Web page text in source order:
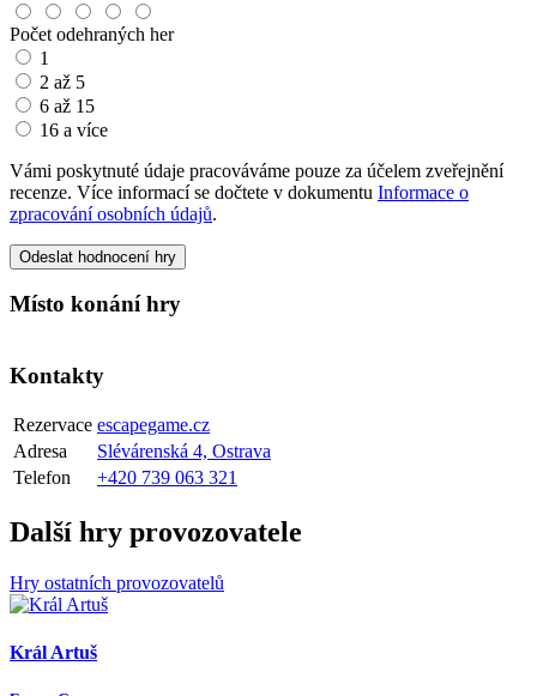
Počet odehraných her
1
2 až 5
6 až 15
16 a více
Vámi poskytnuté údaje pracováváme pouze za účelem zveřejnění
recenze. Více informací se dočtete v dokumentu Informace o
zpracování osobních údajů.
Odeslat hodnocení hry
Místo konání hry
Kontakty
Rezervace escapegame.cz
Adresa
Slévárenská 4, Ostrava
Telefon
+420 739 063 321
Další hry provozovatele
Hry ostatních provozovatelů
Král Artuš